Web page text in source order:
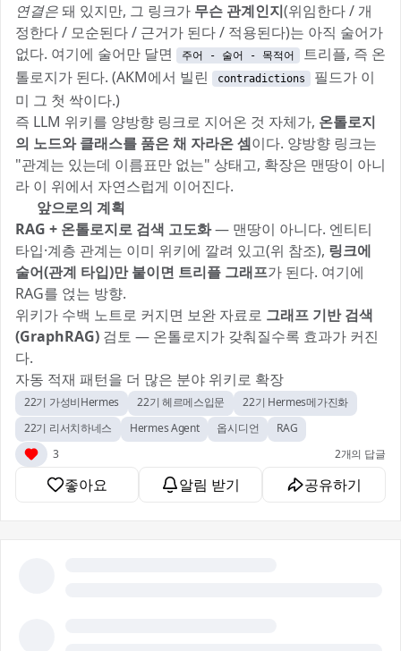
연결은돼 있지만, 그 링크가 무슨 관계인지(위임한다 / 개
정한다 / 모순된다 / 근거가 된다 / 적용된다)는 아직 술어가
없다. 여기에 술어만 달면
주어 - 술어 - 목적어
트리플, 즉 온
톨로지가 된다. (AKM에서 빌린
contradictions
필드가 이
미 그 첫 싹이다.)
즉 LLM 위키를 양방향 링크로 지어온 것 자체가, 온톨로지
의 노드와 클래스를 품은 채 자라온 셈이다. 양방향 링크는
"관계는 있는데 이름표만 없는" 상태고, 확장은 맨땅이 아니
라 이 위에서 자연스럽게 이어진다.
🚀 앞으로의 계획
RAG + 온톨로지로 검색 고도화— 맨땅이 아니다. 엔티티
타입·계층 관계는 이미 위키에 깔려 있고(위 참조), 링크에
술어(관계 타입)만 붙이면 트리플 그래프가 된다. 여기에
RAG를 얹는 방향.
위키가 수백 노트로 커지면 보완 자료로 그래프 기반 검색
(GraphRAG) 검토 — 온톨로지가 갖춰질수록 효과가 커진
다.
자동 적재 패턴을 더 많은 분야 위키로 확장
22기 가성비Hermes 22기 헤르메스입문
22기 Hermes메가진화
22기 리서치하네스
Hermes Agent 옵시디언
RAG
3
2개의 답글
좋아요 알림 받기 공유하기